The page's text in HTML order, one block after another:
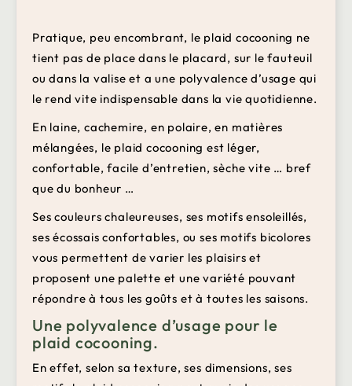
Pratique, peu encombrant, le plaid cocooning ne
tient pas de place dans le placard, sur le fauteuil
ou dans la valise et a une polyvalence d’usage qui
le rend vite indispensable dans la vie quotidienne.
En laine, cachemire, en polaire, en matières
mélangées, le plaid cocooning est léger,
confortable, facile d’entretien, sèche vite … bref
que du bonheur …
Ses couleurs chaleureuses, ses motifs ensoleillés,
ses écossais confortables, ou ses motifs bicolores
vous permettent de varier les plaisirs et
proposent une palette et une variété pouvant
répondre à tous les goûts et à toutes les saisons.
Une polyvalence d’usage pour le
plaid cocooning.
En effet, selon sa texture, ses dimensions, ses